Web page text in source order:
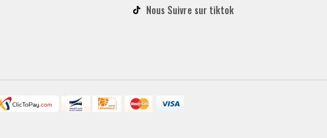
Nous Suivre sur tiktok